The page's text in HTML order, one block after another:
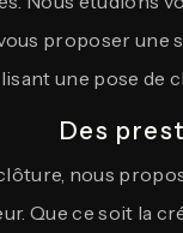
proposer une
une pose de
Des
nous
Que ce soit la